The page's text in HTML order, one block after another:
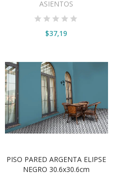
ASIENTOS
$37,19
AÑADIR AL CARRITO
PISO PARED ARGENTA ELIPSE
NEGRO 30.6x30.6cm